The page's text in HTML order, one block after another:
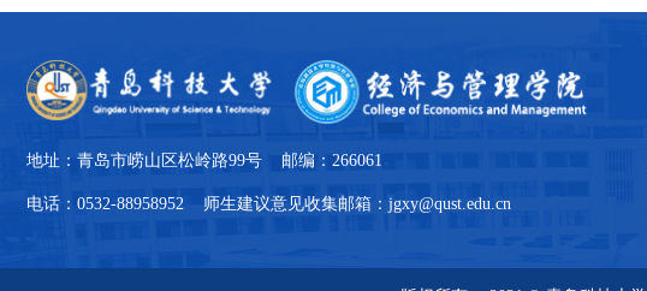
地址：青岛市崂山区松岭路99号 邮编：266061
电话：0532-88958952 师生建议意见收集邮箱：jgxy@qust.edu.cn